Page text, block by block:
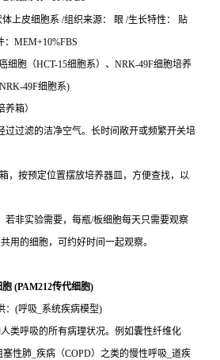
上皮细胞系 /组织来源： 眼 /生长特性： 贴
：MEM+10%FBS
细胞（HCT-15细胞系）、NRK-49F细胞培养
49F细胞系)
箱）
过滤的洁净空气。长时间敞开或频繁开关培
，按预定位置摆放培养器皿，方便查找，以
非实验需要，每瓶/板细胞每天只需要观察
用的细胞，可约好时间一起观察。
(PAM212传代细胞)
：(呼吸_系统疾病模型)
类呼吸的所有病理状况。例如囊性纤维化
塞性肺_疾病（COPD）之类的慢性呼吸_道疾